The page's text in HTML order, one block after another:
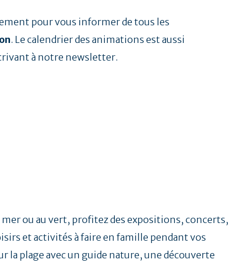
pour vous informer de tous les
. Le calendrier des animations est aussi
à notre newsletter.
ou au vert, profitez des expositions, concerts,
et activités à faire en famille pendant vos
la plage avec un guide nature, une découverte